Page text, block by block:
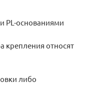
PL-основаниями
крепления относят
либо